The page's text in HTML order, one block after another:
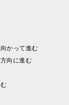
かって進む
向に進む